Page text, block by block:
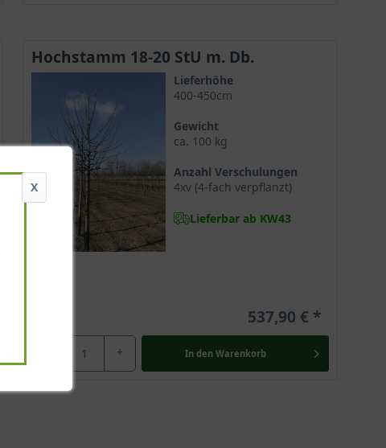
Hochstamm 18-20 StU m. Db.
Lieferhöhe
400-450cm
Gewicht
ca. 100 kg
Anzahl Verschulungen
4xv (4-fach verpflanzt)
Lieferbar ab KW43
537,90 €
+ In den Warenkorb
X